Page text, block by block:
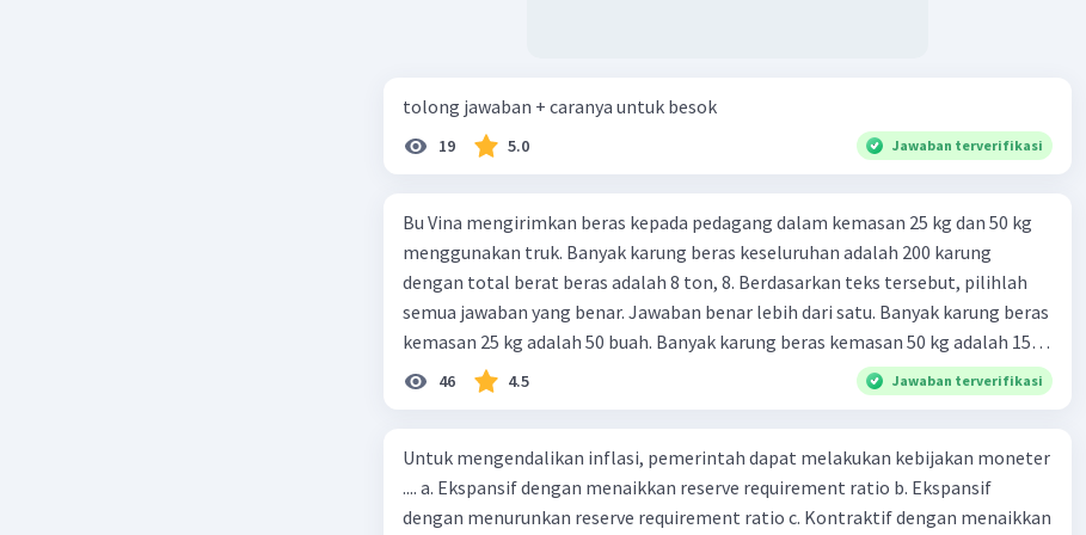
tolong jawaban + caranya untuk besok
19 5.0 Jawaban terverifikasi
Bu Vina mengirimkan beras kepada pedagang dalam kemasan 25 kg dan 50 kg
menggunakan truk. Banyak karung beras keseluruhan adalah 200 karung
dengan total berat beras adalah 8 ton, 8. Berdasarkan teks tersebut, pilihlah
semua jawaban yang benar. Jawaban benar lebih dari satu. Banyak karung beras
kemasan 25 kg adalah 50 buah. Banyak karung beras kemasan 50 kg adalah 150
buah. Total berat beras dalam kemasan 25 kg adalah 2 ton. Perbandingan berat
beras kemasan 25 kg dan 50 kg dalam truk adalah 1: 3. 9. Berdasarkan teks
Rp14.000, berapakah biaya angkut semua beras yang harus dibayar oleh Bu
Vina? A. Rp2.540.000 C. Rp2.312.000 B. Rp2.475.000 D. Rp2.280.000
46 4.5 Jawaban terverifikasi
Untuk mengendalikan inflasi, pemerintah dapat melakukan kebijakan moneter
.... a. Ekspansif dengan menaikkan reserve requirement ratio b. Ekspansif
dengan menurunkan reserve requirement ratio c. Kontraktif dengan menaikkan